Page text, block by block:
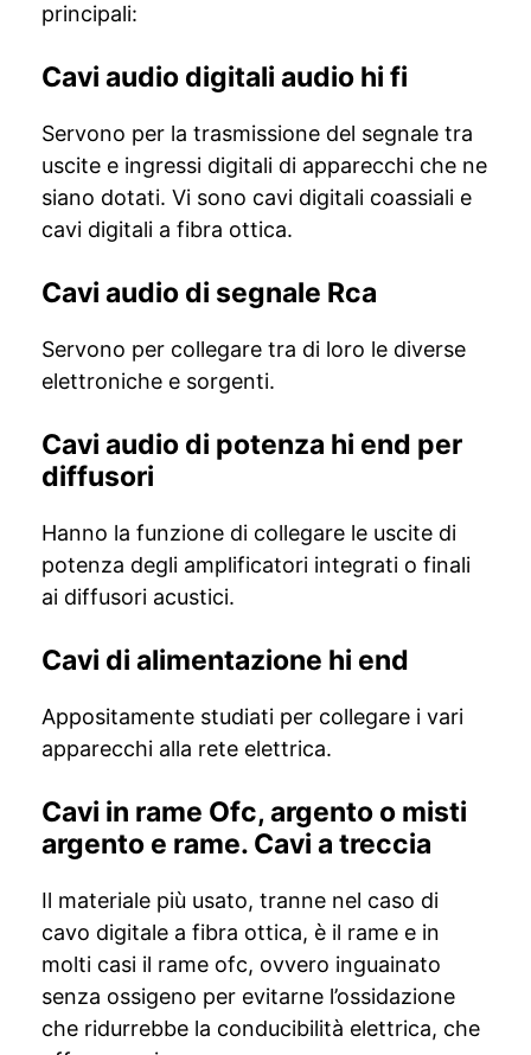
principali:
Cavi audio digitali audio hi fi
Servono per la trasmissione del segnale tra
uscite e ingressi digitali di apparecchi che ne
siano dotati. Vi sono cavi digitali coassiali e
cavi digitali a fibra ottica.
Cavi audio di segnale Rca
Servono per collegare tra di loro le diverse
elettroniche e sorgenti.
Cavi audio di potenza hi end per
diffusori
Hanno la funzione di collegare le uscite di
potenza degli amplificatori integrati o finali
ai diffusori acustici.
Cavi di alimentazione hi end
Appositamente studiati per collegare i vari
apparecchi alla rete elettrica.
Cavi in rame Ofc, argento o misti
argento e rame. Cavi a treccia
Il materiale più usato, tranne nel caso di
cavo digitale a fibra ottica, è il rame e in
molti casi il rame ofc, ovvero inguainato
senza ossigeno per evitarne l’ossidazione
che ridurrebbe la conducibilità elettrica, che